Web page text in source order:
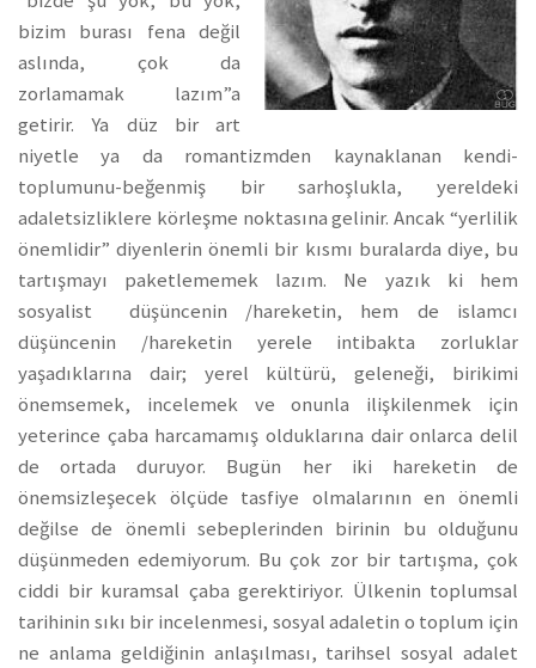
bizim burası fena değil
aslında, çok da
zorlamamak lazım”a
getirir. Ya düz bir art
niyetle ya da romantizmden kaynaklanan kendi-
toplumunu-beğenmiş bir sarhoşlukla, yereldeki
adaletsizliklere körleşme noktasına gelinir. Ancak “yerlilik
önemlidir” diyenlerin önemli bir kısmı buralarda diye, bu
tartışmayı paketlememek lazım. Ne yazık ki hem
sosyalist düşüncenin /hareketin, hem de islamcı
düşüncenin /hareketin yerele intibakta zorluklar
yaşadıklarına dair; yerel kültürü, geleneği, birikimi
önemsemek, incelemek ve onunla ilişkilenmek için
yeterince çaba harcamamış olduklarına dair onlarca delil
de ortada duruyor. Bugün her iki hareketin de
önemsizleşecek ölçüde tasfiye olmalarının en önemli
değilse de önemli sebeplerinden birinin bu olduğunu
düşünmeden edemiyorum. Bu çok zor bir tartışma, çok
ciddi bir kuramsal çaba gerektiriyor. Ülkenin toplumsal
tarihinin sıkı bir incelenmesi, sosyal adaletin o toplum için
ne anlama geldiğinin anlaşılması, tarihsel sosyal adalet